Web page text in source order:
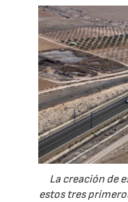
La creación de
estos tres